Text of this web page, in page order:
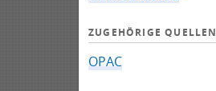
ZUGEHÖRIGE QUELLEN
OPAC